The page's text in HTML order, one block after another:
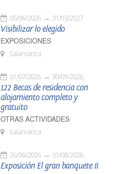
05/06/2026 31/03/2027
Visibilizar lo elegido
EXPOSICIONES
Salamanca
01/07/2026 30/09/2026
122 Becas de residencia con
alojamiento completo y
gratuito
OTRAS ACTIVIDADES
Salamanca
26/06/2026 31/08/2026
Exposición El gran banquete II